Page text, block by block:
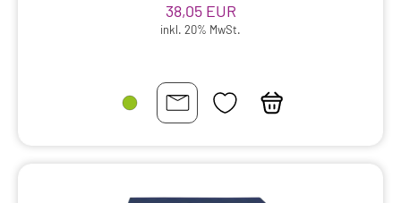
38,05 EUR
inkl. 20% MwSt.